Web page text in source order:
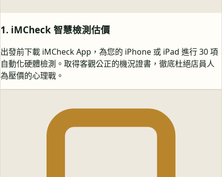
1. iMCheck 智慧檢測估價
出發前下載 iMCheck App，為您的 iPhone 或 iPad 進行 30 項
自動化硬體檢測。取得客觀公正的機況證書，徹底杜絕店員人
為壓價的心理戰。